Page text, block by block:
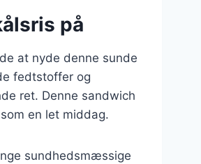
på
at nyde denne sunde
fedtstoffer og
ret. Denne sandwich
en let middag.
sundhedsmæssige